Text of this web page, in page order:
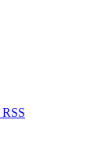
RSS